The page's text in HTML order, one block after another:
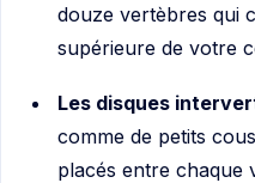
douze vertèbres qui
supérieure de votre
Les disques
comme de petits
placés entre chaque